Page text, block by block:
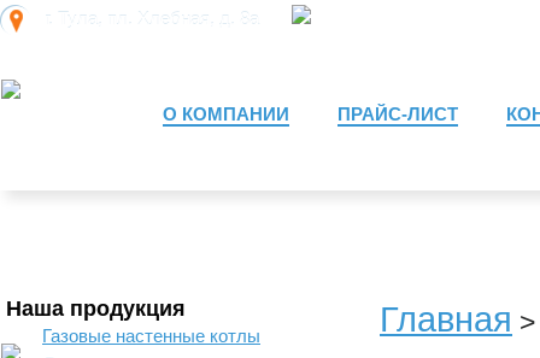
г. Тула , пл. Хлебная, д. 8а
О КОМПАНИИ ПРАЙС-ЛИСТ
Наша продукция
Газовые настенные котлы
Главная